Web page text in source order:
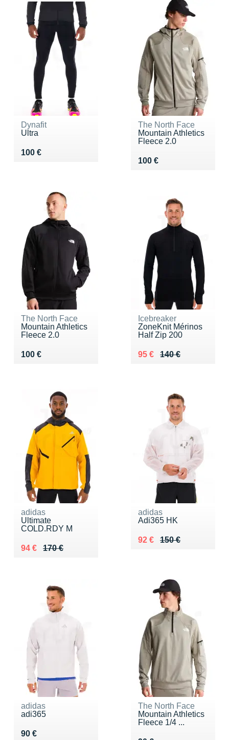
Dynafit
Ultra
100 €
Vendu 100 €
The North Face
Mountain Athletics
Fleece 2.0
100 €
Vendu 100 €
The North Face
Mountain Athletics
Fleece 2.0
100 €
Vendu 100 €
Icebreaker
ZoneKnit Mérinos
Half Zip 200
140 €
Au lieu de 140 €
95 €
Vendu 95 €
adidas
Ultimate
COLD.RDY M
170 €
Au lieu de 170 €
94 €
Vendu 94 €
adidas
Adi365 HK
150 €
Au lieu de 150 €
92 €
Vendu 92 €
adidas
adi365
90 €
Vendu 90 €
The North Face
Mountain Athletics
Fleece 1/4 ...